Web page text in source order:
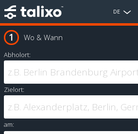
DE
Wo & Wann
Abholort:
Zielort:
am: